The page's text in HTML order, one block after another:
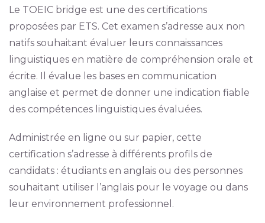
Le TOEIC bridge est une des certifications
proposées par ETS. Cet examen s’adresse aux non
natifs souhaitant évaluer leurs connaissances
linguistiques en matière de compréhension orale et
écrite. Il évalue les bases en communication
anglaise et permet de donner une indication fiable
des compétences linguistiques évaluées.
Administrée en ligne ou sur papier, cette
certification s’adresse à différents profils de
candidats : étudiants en anglais ou des personnes
souhaitant utiliser l’anglais pour le voyage ou dans
leur environnement professionnel.